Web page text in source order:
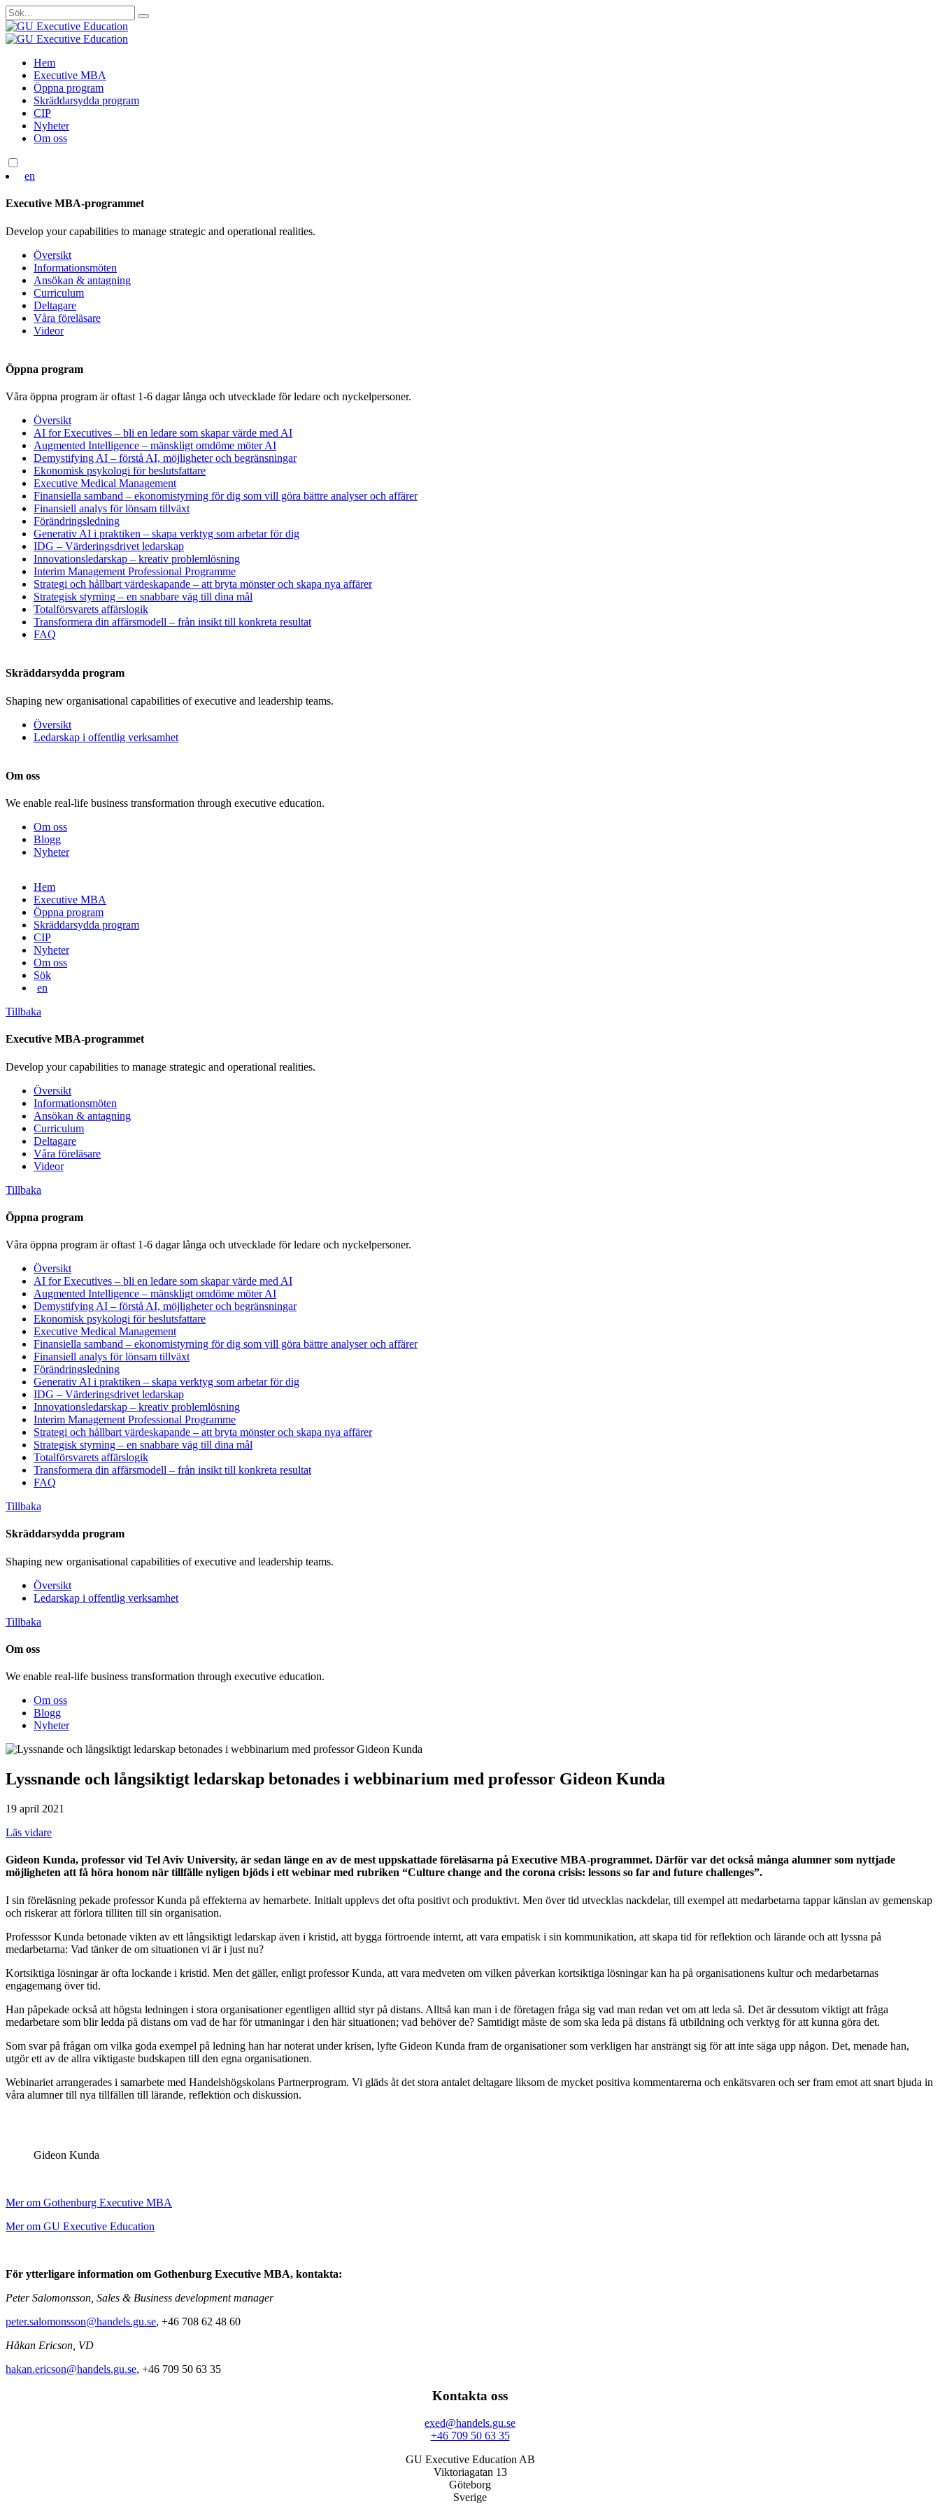
Sök
efter:
Skip
content
Hem
Executive MBA
Öppna program
Skräddarsydda program
CIP
Nyheter
Om oss
en
Executive MBA-programmet
Develop your capabilities to manage strategic and operational realities.
Översikt
Informationsmöten
Ansökan & antagning
Curriculum
Deltagare
Våra föreläsare
Videor
Öppna program
Våra öppna program är oftast 1-6 dagar långa och utvecklade för ledare och nyckelpersoner.
Översikt
AI for Executives – bli en ledare som skapar värde med AI
Augmented Intelligence – mänskligt omdöme möter AI
Demystifying AI – förstå AI, möjligheter och begränsningar
Ekonomisk psykologi för beslutsfattare
Executive Medical Management
Finansiella samband – ekonomistyrning för dig som vill göra bättre analyser och affärer
Finansiell analys för lönsam tillväxt
Förändringsledning
Generativ AI i praktiken – skapa verktyg som arbetar för dig
IDG – Värderingsdrivet ledarskap
Innovationsledarskap – kreativ problemlösning
Interim Management Professional Programme
Strategi och hållbart värdeskapande – att bryta mönster och skapa nya affärer
Strategisk styrning – en snabbare väg till dina mål
Totalförsvarets affärslogik
Transformera din affärsmodell – från insikt till konkreta resultat
FAQ
Skräddarsydda program
Shaping new organisational capabilities of executive and leadership teams.
Översikt
Ledarskap i offentlig verksamhet
Om oss
We enable real-life business transformation through executive education.
Om oss
Blogg
Nyheter
vidare
innehåll
Hem
Executive MBA
Öppna program
Skräddarsydda program
CIP
Nyheter
Om oss
Sök
en
Tillbaka
Executive MBA-programmet
Develop your capabilities to manage strategic and operational realities.
Översikt
Informationsmöten
Ansökan & antagning
Curriculum
Deltagare
Våra föreläsare
Videor
Tillbaka
Öppna program
Våra öppna program är oftast 1-6 dagar långa och utvecklade för ledare och nyckelpersoner.
Översikt
AI for Executives – bli en ledare som skapar värde med AI
Augmented Intelligence – mänskligt omdöme möter AI
Demystifying AI – förstå AI, möjligheter och begränsningar
Ekonomisk psykologi för beslutsfattare
Executive Medical Management
Finansiella samband – ekonomistyrning för dig som vill göra bättre analyser och affärer
Finansiell analys för lönsam tillväxt
Förändringsledning
Generativ AI i praktiken – skapa verktyg som arbetar för dig
IDG – Värderingsdrivet ledarskap
Innovationsledarskap – kreativ problemlösning
Interim Management Professional Programme
Strategi och hållbart värdeskapande – att bryta mönster och skapa nya affärer
Strategisk styrning – en snabbare väg till dina mål
Totalförsvarets affärslogik
Transformera din affärsmodell – från insikt till konkreta resultat
FAQ
Tillbaka
Skräddarsydda program
Shaping new organisational capabilities of executive and leadership teams.
Översikt
Ledarskap i offentlig verksamhet
Tillbaka
Om oss
We enable real-life business transformation through executive education.
Om oss
Blogg
Nyheter
Lyssnande och långsiktigt ledarskap betonades i webbinarium med professor Gideon Kunda
19 april 2021
Läs vidare
Gideon Kunda, professor vid Tel Aviv University, är sedan länge en av de mest uppskattade föreläsarna på Executive MBA-programmet. Därför var det också många alumner som nyttjade
möjligheten att få höra honom när tillfälle nyligen bjöds i ett webinar med rubriken “Culture change and the corona crisis: lessons so far and future challenges”.
I sin föreläsning pekade professor Kunda på effekterna av hemarbete. Initialt upplevs det ofta positivt och produktivt. Men över tid utvecklas nackdelar, till exempel att medarbetarna tappar känslan av gemenskap
och riskerar att förlora tilliten till sin organisation.
Professsor Kunda betonade vikten av ett långsiktigt ledarskap även i kristid, att bygga förtroende internt, att vara empatisk i sin kommunikation, att skapa tid för reflektion och lärande och att lyssna på
medarbetarna: Vad tänker de om situationen vi är i just nu?
Kortsiktiga lösningar är ofta lockande i kristid. Men det gäller, enligt professor Kunda, att vara medveten om vilken påverkan kortsiktiga lösningar kan ha på organisationens kultur och medarbetarnas
engagemang över tid.
Han påpekade också att högsta ledningen i stora organisationer egentligen alltid styr på distans. Alltså kan man i de företagen fråga sig vad man redan vet om att leda så. Det är dessutom viktigt att fråga
medarbetare som blir ledda på distans om vad de har för utmaningar i den här situationen; vad behöver de? Samtidigt måste de som ska leda på distans få utbildning och verktyg för att kunna göra det.
Som svar på frågan om vilka goda exempel på ledning han har noterat under krisen, lyfte Gideon Kunda fram de organisationer som verkligen har ansträngt sig för att inte säga upp någon. Det, menade han,
utgör ett av de allra viktigaste budskapen till den egna organisationen.
Webinariet arrangerades i samarbete med Handelshögskolans Partnerprogram. Vi gläds åt det stora antalet deltagare liksom de mycket positiva kommentarerna och enkätsvaren och ser fram emot att snart bjuda in
våra alumner till nya tillfällen till lärande, reflektion och diskussion.
Gideon Kunda
Mer om Gothenburg Executive MBA
Mer om GU Executive Education
För ytterligare information om Gothenburg Executive MBA, kontakta:
Peter Salomonsson, Sales & Business development manager
peter.salomonsson@handels.gu.se, +46 708 62 48 60
Håkan Ericson, VD
hakan.ericson@handels.gu.se, +46 709 50 63 35
Kontakta oss
exed@handels.gu.se
+46 709 50 63 35
GU Executive Education AB
Viktoriagatan 13
Göteborg
Sverige